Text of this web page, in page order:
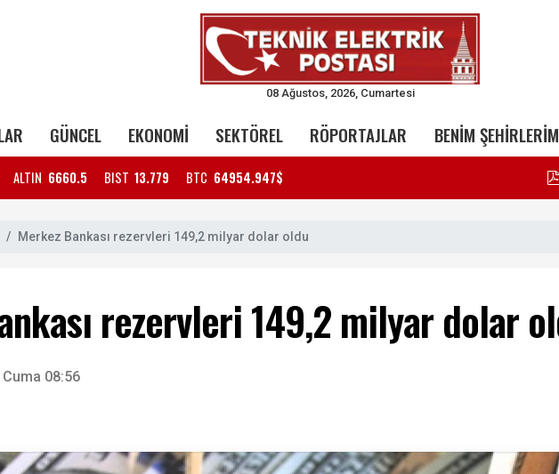
08 Ağustos, 2026, Cumartesi
GÜNCEL EKONOMİ SEKTÖREL RÖPORTAJLAR BENİM ŞEHİRLERİM
ALTIN 6660.5 BIST 13.779 BTC 64954.947$
Merkez Bankası rezervleri 149,2 milyar dolar oldu
rezervleri 149,2 milyar dolar
08:56